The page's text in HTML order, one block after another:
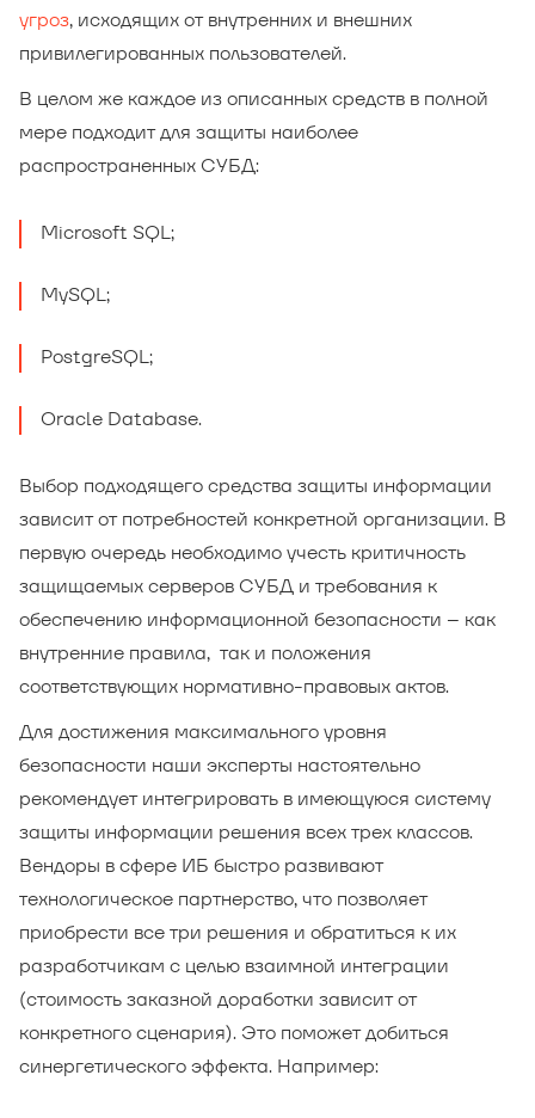
угроз, исходящих от внутренних и внешних
привилегированных пользователей.
В целом же каждое из описанных средств в полной
мере подходит для защиты наиболее
распространенных СУБД:
Microsoft SQL;
MySQL;
PostgreSQL;
Oracle Database.
Выбор подходящего средства защиты информации
зависит от потребностей конкретной организации. В
первую очередь необходимо учесть критичность
защищаемых серверов СУБД и требования к
обеспечению информационной безопасности – как
внутренние правила, так и положения
соответствующих нормативно-правовых актов.
Для достижения максимального уровня
безопасности наши эксперты настоятельно
рекомендует интегрировать в имеющуюся систему
защиты информации решения всех трех классов.
Вендоры в сфере ИБ быстро развивают
технологическое партнерство, что позволяет
приобрести все три решения и обратиться к их
разработчикам с целью взаимной интеграции
(стоимость заказной доработки зависит от
конкретного сценария). Это поможет добиться
синергетического эффекта. Например: